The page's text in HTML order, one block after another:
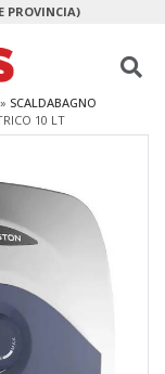
PROVINCIA)
» SCALDABAGNO
10 LT